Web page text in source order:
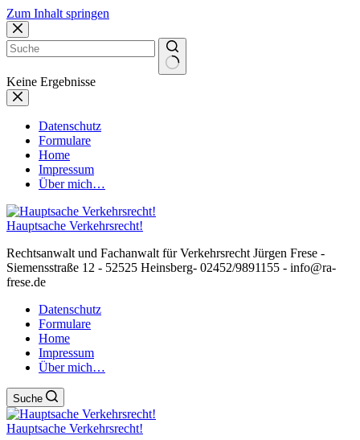
Zum Inhalt springen
Keine Ergebnisse
Datenschutz
Formulare
Home
Impressum
Über mich…
Hauptsache Verkehrsrecht!
Rechtsanwalt und Fachanwalt für Verkehrsrecht Jürgen Frese -
Siemensstraße 12 - 52525 Heinsberg- 02452/9891155 - info@ra-
frese.de
Datenschutz
Formulare
Home
Impressum
Über mich…
Suche
Hauptsache Verkehrsrecht!